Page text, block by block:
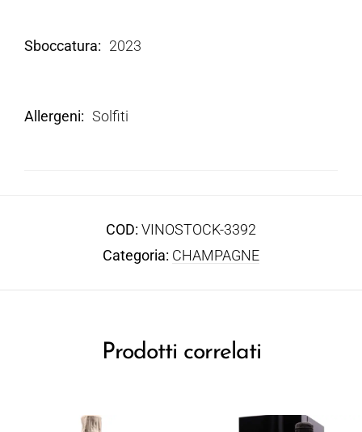
Sboccatura 2023
Allergeni Solfiti
COD: VINOSTOCK-3392
Categoria: CHAMPAGNE
Prodotti correlati